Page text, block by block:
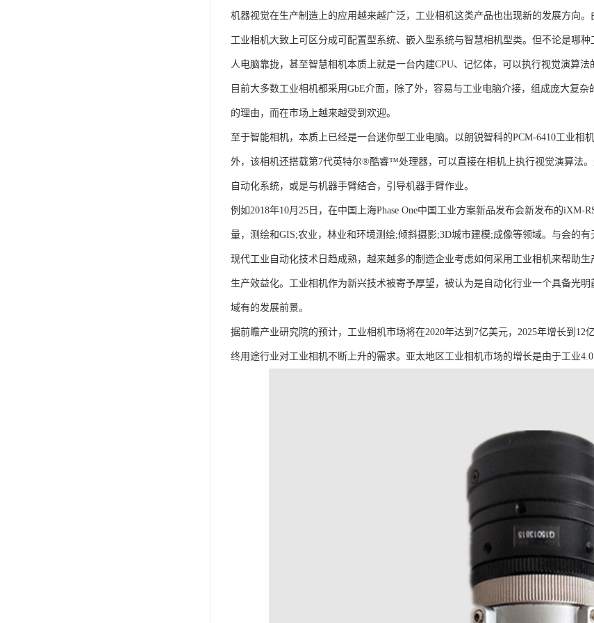
机器视觉在生产制造上的应用越来越广泛，工业相机这类产品也出现新的发展方向
工业相机大致上可区分成可配置型系统、嵌入型系统与智慧相机型类。但不论是哪
人电脑靠拢，甚至智慧相机本质上就是一台内建CPU、记忆体，可以执行视觉演算法
目前大多数工业相机都采用GbE介面，除了外，容易与工业电脑介接，组成庞大复
的理由，而在市场上越来越受到欢迎。
至于智能相机，本质上已经是一台迷你型工业电脑。以朗锐智科的PCM-6410工业
外，该相机还搭载第7代英特尔®酷睿™处理器，可以直接在相机上执行视觉演算法
自动化系统，或是与机器手臂结合，引导机器手臂作业。
例如2018年10月25日，在中国上海Phase One中国工业方案新品发布会新发布的iXM-
量，测绘和GIS;农业，林业和环境测绘;倾斜摄影;3D城市建模;成像等领域。与会的有
现代工业自动化技术日趋成熟，越来越多的制造企业考虑如何采用工业相机来帮助
生产效益化。工业相机作为新兴技术被寄予厚望，被认为是自动化行业一个具备光
域有的发展前景。
据前瞻产业研究院的预计，工业相机市场将在2020年达到7亿美元，2025年增长到
终用途行业对工业相机不断上升的需求。亚太地区工业相机市场的增长是由于工业